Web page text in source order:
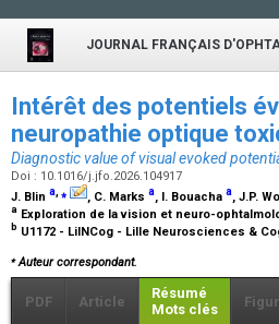
JOURNAL FRANÇAIS
Intérêt des potentiels
neuropathie optique
Diagnostic value of visual evoked
Doi : 10.1016/j.jfo.2026.104917
J. Blin a,⁎ , C. Marks a, I. Bouacha a, J.P.
a Exploration de la vision et neuro-
b U1172 - LilNCog - Lille Neurosciences &
⁎Auteur correspondant.
PDF Article
Résumé
Mots clés